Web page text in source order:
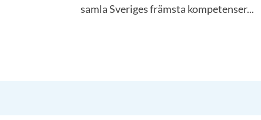
samla Sveriges främsta kompetenser...